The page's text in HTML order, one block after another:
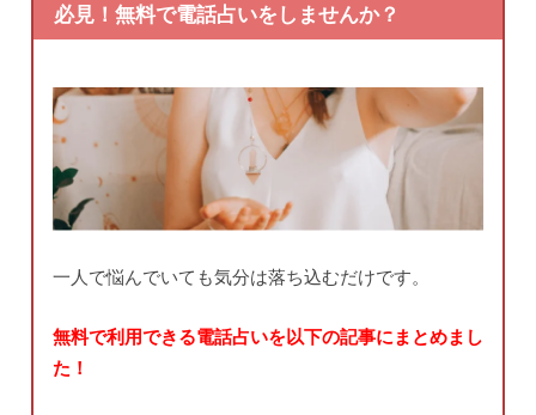
必見！無料で電話占いをしませんか？
一人で悩んでいても気分は落ち込むだけです。
無料で利用できる電話占いを以下の記事にまとめまし
た！